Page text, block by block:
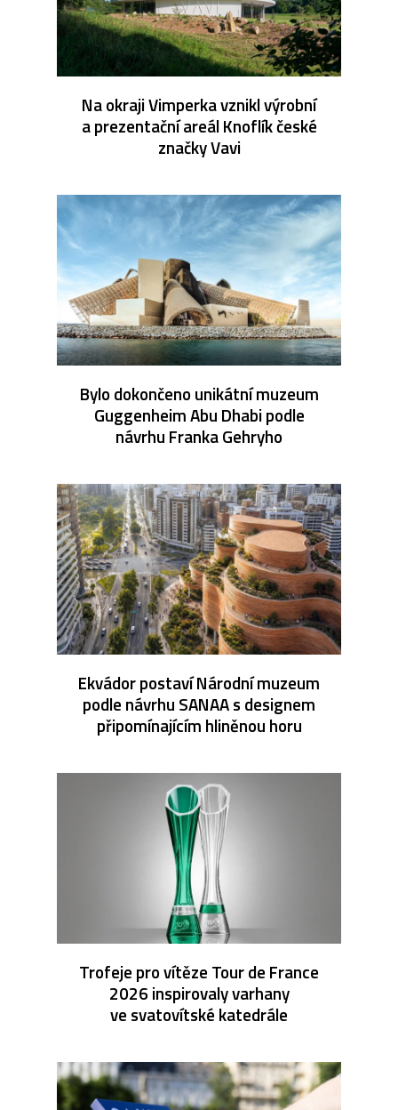
Na okraji Vimperka vznikl výrobní
a prezentační areál Knoflík české
značky Vavi
Bylo dokončeno unikátní muzeum
Guggenheim Abu Dhabi podle
návrhu Franka Gehryho
Ekvádor postaví Národní muzeum
podle návrhu SANAA s designem
připomínajícím hliněnou horu
Trofeje pro vítěze Tour de France
2026 inspirovaly varhany
ve svatovítské katedrále